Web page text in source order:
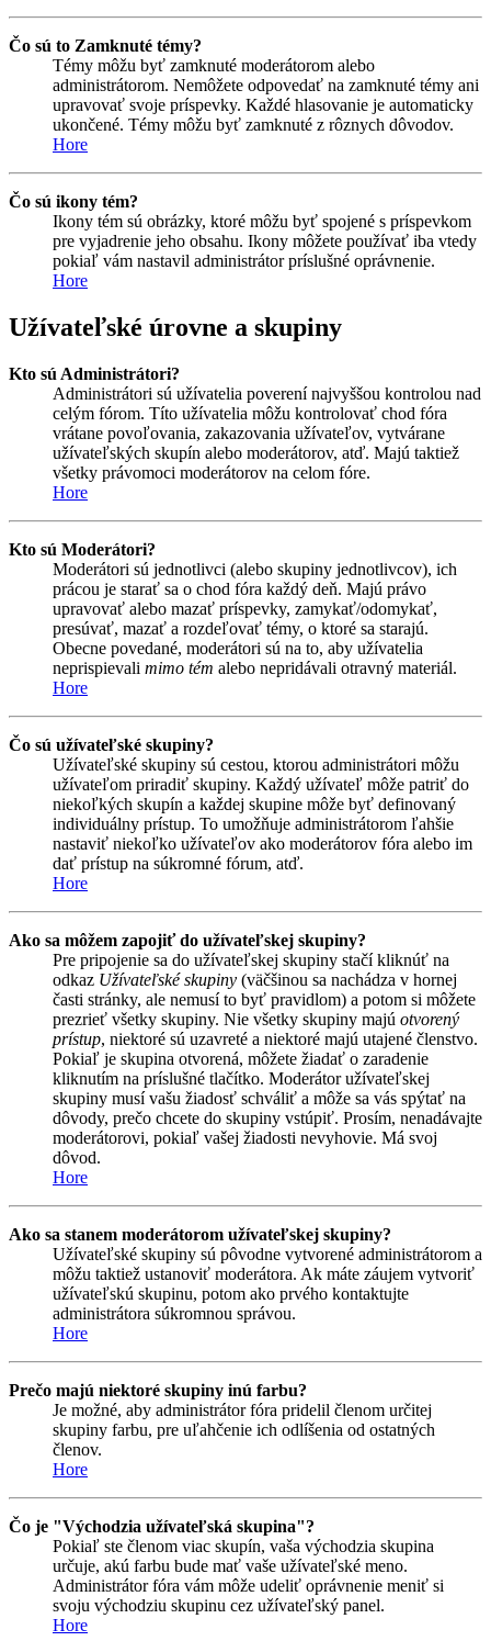
Čo sú to Zamknuté témy?
Témy môžu byť zamknuté moderátorom alebo
administrátorom. Nemôžete odpovedať na zamknuté témy ani
upravovať svoje príspevky. Každé hlasovanie je automaticky
ukončené. Témy môžu byť zamknuté z rôznych dôvodov.
Hore
Čo sú ikony tém?
Ikony tém sú obrázky, ktoré môžu byť spojené s príspevkom
pre vyjadrenie jeho obsahu. Ikony môžete používať iba vtedy
pokiaľ vám nastavil administrátor príslušné oprávnenie.
Hore
Užívateľské úrovne a skupiny
Kto sú Administrátori?
Administrátori sú užívatelia poverení najvyššou kontrolou nad
celým fórom. Títo užívatelia môžu kontrolovať chod fóra
vrátane povoľovania, zakazovania užívateľov, vytvárane
užívateľských skupín alebo moderátorov, atď. Majú taktiež
všetky právomoci moderátorov na celom fóre.
Hore
Kto sú Moderátori?
Moderátori sú jednotlivci (alebo skupiny jednotlivcov), ich
prácou je starať sa o chod fóra každý deň. Majú právo
upravovať alebo mazať príspevky, zamykať/odomykať,
presúvať, mazať a rozdeľovať témy, o ktoré sa starajú.
Obecne povedané, moderátori sú na to, aby užívatelia
neprispievali mimo tém alebo nepridávali otravný materiál.
Hore
Čo sú užívateľské skupiny?
Užívateľské skupiny sú cestou, ktorou administrátori môžu
užívateľom priradiť skupiny. Každý užívateľ môže patriť do
niekoľkých skupín a každej skupine môže byť definovaný
individuálny prístup. To umožňuje administrátorom ľahšie
nastaviť niekoľko užívateľov ako moderátorov fóra alebo im
dať prístup na súkromné fórum, atď.
Hore
Ako sa môžem zapojiť do užívateľskej skupiny?
Pre pripojenie sa do užívateľskej skupiny stačí kliknúť na
odkaz Užívateľské skupiny (väčšinou sa nachádza v hornej
časti stránky, ale nemusí to byť pravidlom) a potom si môžete
prezrieť všetky skupiny. Nie všetky skupiny majú otvorený
prístup, niektoré sú uzavreté a niektoré majú utajené členstvo.
Pokiaľ je skupina otvorená, môžete žiadať o zaradenie
kliknutím na príslušné tlačítko. Moderátor užívateľskej
skupiny musí vašu žiadosť schváliť a môže sa vás spýtať na
dôvody, prečo chcete do skupiny vstúpiť. Prosím, nenadávajte
moderátorovi, pokiaľ vašej žiadosti nevyhovie. Má svoj
dôvod.
Hore
Ako sa stanem moderátorom užívateľskej skupiny?
Užívateľské skupiny sú pôvodne vytvorené administrátorom a
môžu taktiež ustanoviť moderátora. Ak máte záujem vytvoriť
užívateľskú skupinu, potom ako prvého kontaktujte
administrátora súkromnou správou.
Hore
Prečo majú niektoré skupiny inú farbu?
Je možné, aby administrátor fóra pridelil členom určitej
skupiny farbu, pre uľahčenie ich odlíšenia od ostatných
členov.
Hore
Čo je "Východzia užívateľská skupina"?
Pokiaľ ste členom viac skupín, vaša východzia skupina
určuje, akú farbu bude mať vaše užívateľské meno.
Administrátor fóra vám môže udeliť oprávnenie meniť si
svoju východziu skupinu cez užívateľský panel.
Hore